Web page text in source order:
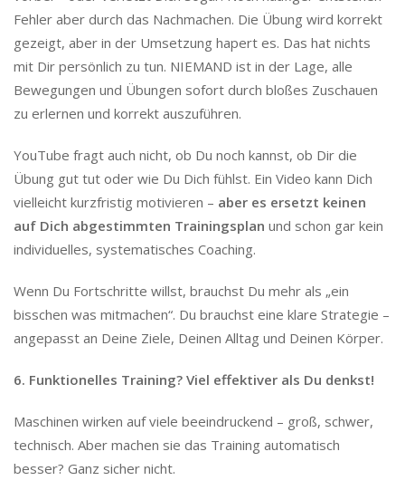
Fehler aber durch das Nachmachen. Die Übung wird korrekt
gezeigt, aber in der Umsetzung hapert es. Das hat nichts
mit Dir persönlich zu tun. NIEMAND ist in der Lage, alle
Bewegungen und Übungen sofort durch bloßes Zuschauen
zu erlernen und korrekt auszuführen.
YouTube fragt auch nicht, ob Du noch kannst, ob Dir die
Übung gut tut oder wie Du Dich fühlst. Ein Video kann Dich
vielleicht kurzfristig motivieren – aber es ersetzt keinen
auf Dich abgestimmten Trainingsplan und schon gar kein
individuelles, systematisches Coaching.
Wenn Du Fortschritte willst, brauchst Du mehr als „ein
bisschen was mitmachen“. Du brauchst eine klare Strategie –
angepasst an Deine Ziele, Deinen Alltag und Deinen Körper.
6. Funktionelles Training? Viel effektiver als Du denkst!
Maschinen wirken auf viele beeindruckend – groß, schwer,
technisch. Aber machen sie das Training automatisch
besser? Ganz sicher nicht.